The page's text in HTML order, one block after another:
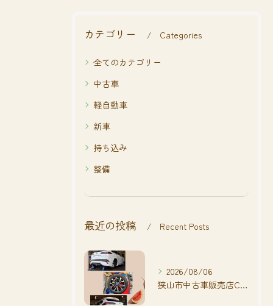
カテゴリー Categories
全てのカテゴリー
中古車
軽自動車
新車
持ち込み
整備
最近の投稿 Recent Posts
2026/08/06
狭山市中古車販売店CarShop FACT.🚗